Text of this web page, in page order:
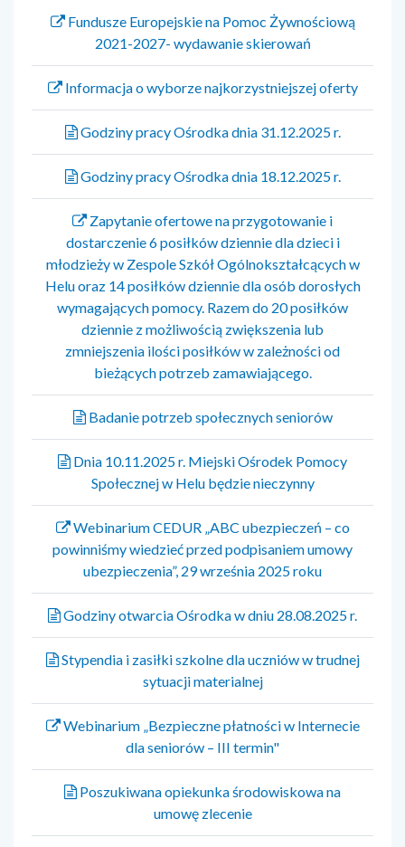
Fundusze Europejskie na Pomoc Żywnościową
2021-2027- wydawanie skierowań
Informacja o wyborze najkorzystniejszej oferty
Godziny pracy Ośrodka dnia 31.12.2025 r.
Godziny pracy Ośrodka dnia 18.12.2025 r.
Zapytanie ofertowe na przygotowanie i
dostarczenie 6 posiłków dziennie dla dzieci i
młodzieży w Zespole Szkół Ogólnokształcących w
Helu oraz 14 posiłków dziennie dla osób dorosłych
wymagających pomocy. Razem do 20 posiłków
dziennie z możliwością zwiększenia lub
zmniejszenia ilości posiłków w zależności od
bieżących potrzeb zamawiającego.
Badanie potrzeb społecznych seniorów
Dnia 10.11.2025 r. Miejski Ośrodek Pomocy
Społecznej w Helu będzie nieczynny
Webinarium CEDUR „ABC ubezpieczeń – co
powinniśmy wiedzieć przed podpisaniem umowy
ubezpieczenia”, 29 września 2025 roku
Godziny otwarcia Ośrodka w dniu 28.08.2025 r.
Stypendia i zasiłki szkolne dla uczniów w trudnej
sytuacji materialnej
Webinarium „Bezpieczne płatności w Internecie
dla seniorów – III termin"
Poszukiwana opiekunka środowiskowa na
umowę zlecenie